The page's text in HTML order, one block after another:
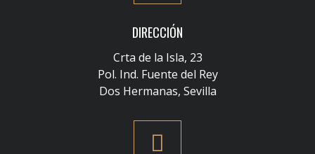
DIRECCIÓN
Crta de la Isla, 23
Pol. Ind. Fuente del Rey
Dos Hermanas, Sevilla